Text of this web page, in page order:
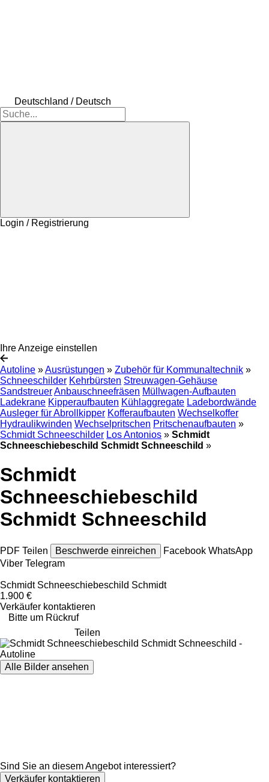
Deutschland / Deutsch
Login / Registrierung
Ihre Anzeige einstellen
Autoline »Ausrüstungen » Zubehör für Kommunaltechnik »
Schneeschilder Kehrbürsten Streuwagen-Gehäuse
SandstreuerAnbauschneefräsen Müllwagen-Aufbauten
Ladekrane Kipperaufbauten Kühlaggregate Ladebordwände
Ausleger für Abrollkipper Kofferaufbauten Wechselkoffer
Hydraulikwinden Wechselpritschen Pritschenaufbauten »
Schmidt Schneeschilder Los Antonios » Schmidt
Schneeschiebeschild Schmidt Schneeschild »
Schmidt
Schneeschiebeschild
Schmidt Schneeschild
PDF Teilen Beschwerde einreichen Facebook WhatsApp
Viber Telegram
Schmidt Schneeschiebeschild Schmidt
1.900 €
Verkäufer kontaktieren
Bitte um Rückruf
Teilen
Alle Bilder ansehen
Sind Sie an diesem Angebot interessiert?
Verkäufer kontaktieren